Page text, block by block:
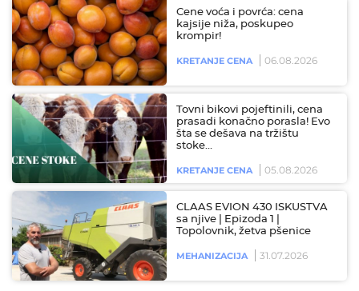
Cene voća i povrća: cena
kajsije niža, poskupeo
krompir!
KRETANJE CENA 06.08.2026
Tovni bikovi pojeftinili, cena
prasadi konačno porasla! Evo
šta se dešava na tržištu
stoke…
KRETANJE CENA 05.08.2026
CLAAS EVION 430 ISKUSTVA
sa njive | Epizoda 1 |
Topolovnik, žetva pšenice
MEHANIZACIJA 31.07.2026